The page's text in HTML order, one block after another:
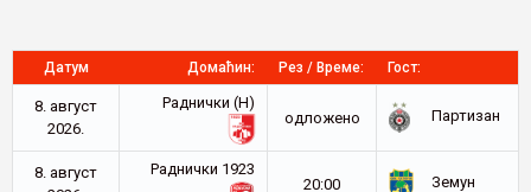
Датум Домаћин: Рез / Време: Гост:
8. август
2026.
Раднички (Н)
oдложено
Партизан
8. август
Раднички 1923
20:00
Земун